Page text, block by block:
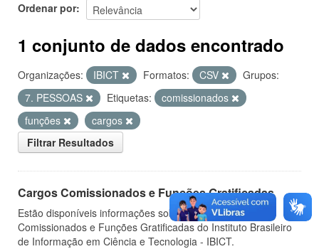
Ordenar por
1 conjunto de dados encontrado
Organizações: IBICT Formatos: CSV
Grupos:
7. PESSOAS
Etiquetas:
comissionados
funções
cargos
Filtrar Resultados
Cargos Comissionados e Funções Gratificadas
Estão disponíveis informações sobre os Cargos
Comissionados e Funções Gratificadas do Instituto Brasileiro
de Informação em Ciência e Tecnologia - IBICT.